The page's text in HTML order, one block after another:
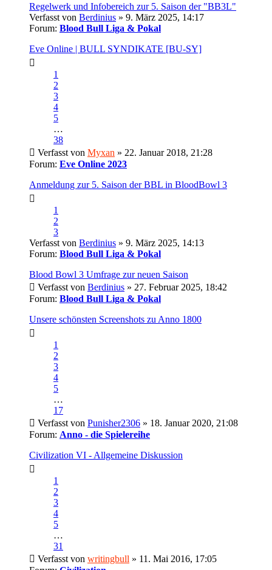
Regelwerk und Infobereich zur 5. Saison der "BB3L"
Verfasst von Berdinius » 9. März 2025, 14:17
Forum: Blood Bull Liga & Pokal
Eve Online | BULL SYNDIKATE [BU-SY]
1
2
3
4
5
…
38
Verfasst von Myxan » 22. Januar 2018, 21:28
Forum: Eve Online 2023
Anmeldung zur 5. Saison der BBL in BloodBowl 3
1
2
3
Verfasst von Berdinius » 9. März 2025, 14:13
Forum: Blood Bull Liga & Pokal
Blood Bowl 3 Umfrage zur neuen Saison
Verfasst von Berdinius » 27. Februar 2025, 18:42
Forum: Blood Bull Liga & Pokal
Unsere schönsten Screenshots zu Anno 1800
1
2
3
4
5
…
17
Verfasst von Punisher2306 » 18. Januar 2020, 21:08
Forum: Anno - die Spielereihe
Civilization VI - Allgemeine Diskussion
1
2
3
4
5
…
31
Verfasst von writingbull » 11. Mai 2016, 17:05